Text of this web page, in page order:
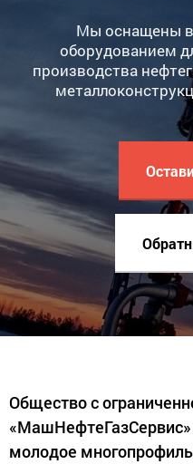
Мы оснащены
оборудованием
производства
Общество с
молодое